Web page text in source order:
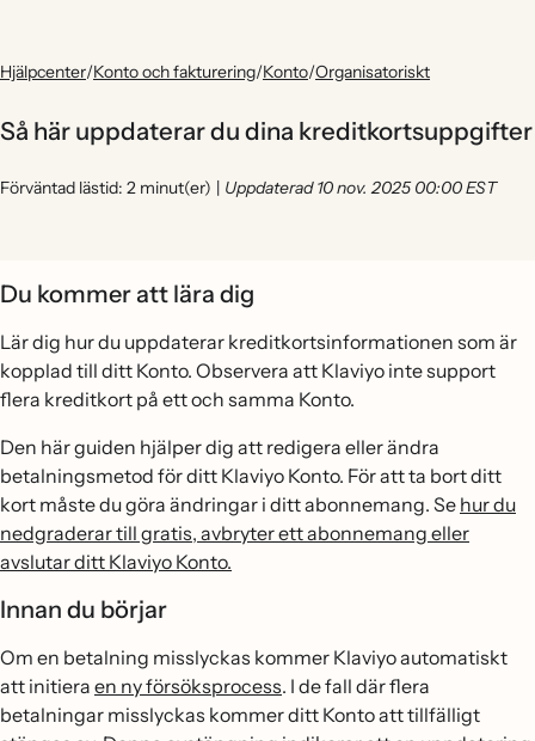
Hjälpcenter/Konto och fakturering/Konto/Organisatoriskt
Så här uppdaterar du dina kreditkortsuppgifter
Förväntad lästid: 2 minut(er) | Uppdaterad 10 nov. 2025 00:00 EST
Du kommer att lära dig
Lär dig hur du uppdaterar kreditkortsinformationen som är
kopplad till ditt Konto. Observera att Klaviyo inte support
flera kreditkort på ett och samma Konto.
Den här guiden hjälper dig att redigera eller ändra
betalningsmetod för ditt Klaviyo Konto. För att ta bort ditt
kort måste du göra ändringar i ditt abonnemang. Se hur du
nedgraderar till gratis, avbryter ett abonnemang eller
avslutar ditt Klaviyo Konto.
Innan du börjar
Om en betalning misslyckas kommer Klaviyo automatiskt
att initiera en ny försöksprocess. I de fall där flera
betalningar misslyckas kommer ditt Konto att tillfälligt